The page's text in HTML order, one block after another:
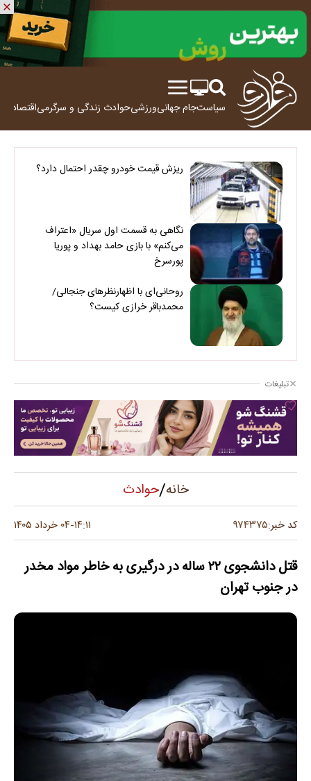
سیاستجام جهانیورزشیحوادث زندگی و سرگرمیاقتصاد
ریزش قیمت خودرو چقدر احتمال دارد؟
نگاهی به قسمت اول سریال «اعتراف
می‌کنم» با بازی حامد بهداد و پوریا
پورسرخ
روحانی‌ای با اظهارنظرهای جنجالی/
محمدباقر خرازی کیست؟
تبلیغات
خانه/حوادث
کد خبر:۹۷۴۳۷۵ ۱۴:۱۱-۰۴ خرداد ۱۴۰۵
قتل دانشجوی ۲۲ ساله‌ در درگیری به خاطر مواد مخدر
در جنوب تهران